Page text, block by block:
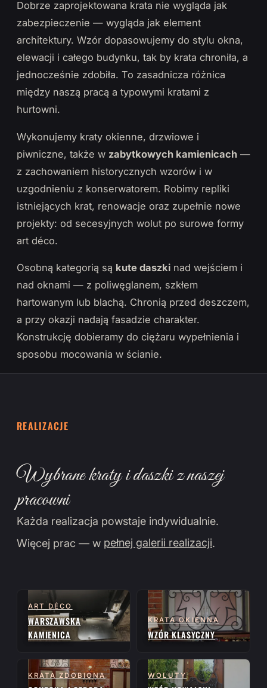
Dobrze zaprojektowana krata nie wygląda jak
zabezpieczenie — wygląda jak element
architektury. Wzór dopasowujemy do stylu okna,
elewacji i całego budynku, tak by krata chroniła, a
jednocześnie zdobiła. To zasadnicza różnica
między naszą pracą a typowymi kratami z
hurtowni.
Wykonujemy kraty okienne, drzwiowe i
piwniczne, także w zabytkowych kamienicach —
z zachowaniem historycznych wzorów i w
uzgodnieniu z konserwatorem. Robimy repliki
istniejących krat, renowacje oraz zupełnie nowe
projekty: od secesyjnych wolut po surowe formy
art déco.
Osobną kategorią są kute daszki nad wejściem i
nad oknami — z poliwęglanem, szkłem
hartowanym lub blachą. Chronią przed deszczem,
a przy okazji nadają fasadzie charakter.
Konstrukcję dobieramy do ciężaru wypełnienia i
sposobu mocowania w ścianie.
REALIZACJE
Wybrane kraty i daszki z naszej
pracowni
Każda realizacja powstaje indywidualnie.
Więcej prac — w pełnej galerii realizacji.
ART DÉCO
WARSZAWSKA
KAMIENICA
KRATA OKIENNA
WZÓR KLASYCZNY
KRATA ZDOBIONA WOLUTY